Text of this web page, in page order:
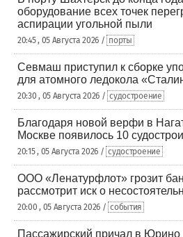
оборудование всех точек
аспирации угольной пыли
20:45 , 05 Августа 2026 / порты
Севмаш приступил к сборке
для атомного ледокола
20:30 , 05 Августа 2026 / судостроение
Благодаря новой верфи в
Москве появилось 10
20:15 , 05 Августа 2026 / судостроение
ООО «Ленатурфлот» грозит
рассмотрит иск о
20:00 , 05 Августа 2026 / события
Пассажирский причал в Юрино